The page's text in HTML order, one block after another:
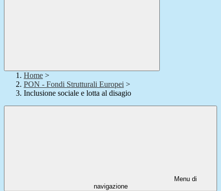
Home >
PON - Fondi Strutturali Europei >
Inclusione sociale e lotta al disagio
Menu di
navigazione